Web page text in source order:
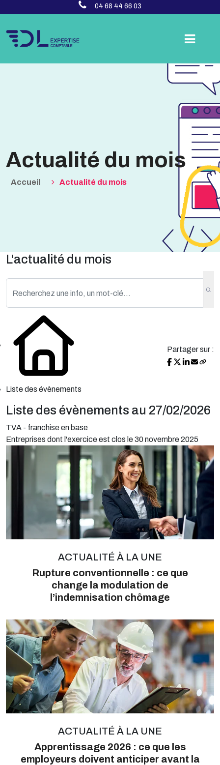
04 68 44 66 03
Actualité du mois
Accueil Actualité du mois
L'actualité du mois
Liste des évènements
Partager sur :
Liste des évènements au 27/02/2026
TVA - franchise en base
Entreprises dont l'exercice est clos le 30 novembre 2025
ACTUALITÉ À LA UNE
Rupture conventionnelle : ce que
change la modulation de
l’indemnisation chômage
ACTUALITÉ À LA UNE
Apprentissage 2026 : ce que les
employeurs doivent anticiper avant la